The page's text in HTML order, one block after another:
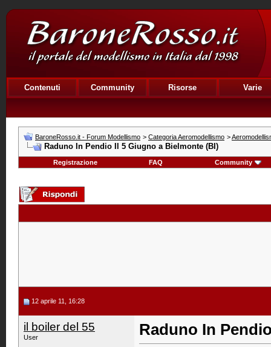
Contenuti Community Risorse Varie
BaroneRosso.it - Forum Modellismo > Categoria Aeromodellismo >
Raduno In Pendio Il 5 Giugno a Bielmonte (BI)
Registrazione FAQ Community
12 aprile 11, 16:28
il boiler del 55
User Raduno In